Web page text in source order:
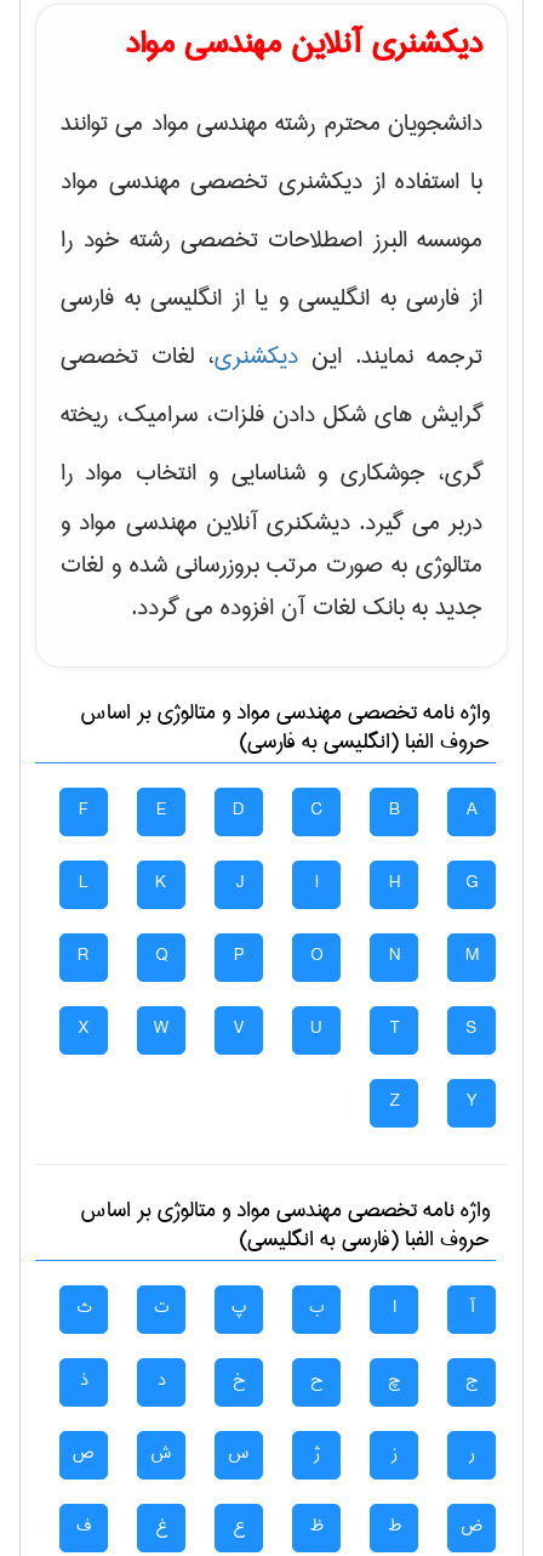
دیکشنری آنلاین مهندسی مواد
دانشجویان محترم رشته مهندسی مواد می توانند
با استفاده از دیکشنری تخصصی مهندسی مواد
موسسه البرز اصطلاحات تخصصی رشته خود را
از فارسی به انگلیسی و یا از انگلیسی به فارسی
ترجمه نمایند. این دیکشنری، لغات تخصصی
گرایش های شکل دادن فلزات، سرامیک، ریخته
گری، جوشکاری و شناسایی و انتخاب مواد را
دربر می گیرد. دیشکنری آنلاین مهندسی مواد و
متالوژی به صورت مرتب بروزرسانی شده و لغات
جدید به بانک لغات آن افزوده می گردد.
واژه نامه تخصصیمهندسی مواد و متالوژیبر اساس
حروف الفبا (انگلیسی به فارسی)
A
B
C
D
E
F
G
H
I
J
K
L
M
N
O
P
Q
R
S
T
U
V
W
X
Y
Z
واژه نامه تخصصیمهندسی مواد و متالوژیبر اساس
حروف الفبا (فارسی به انگلیسی)
آ ا ب پ ت ث
ج چ ح خ د ذ
ر ز ژ س ش ص
ض ط ظ ع غ ف